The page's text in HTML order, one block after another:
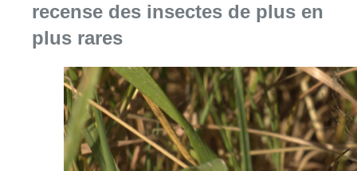
recense des insectes de plus en
plus rares